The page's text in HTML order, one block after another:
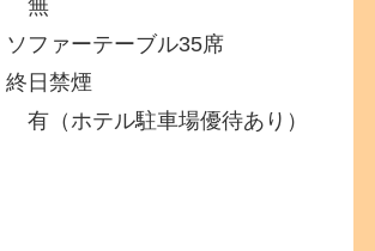
無
ファーテーブル35席
日禁煙
（ホテル駐車場優待あり）